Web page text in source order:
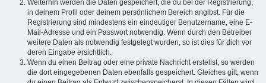
Weiterhin werden die Daten gespeichert, die du bei der Registrierung,
in deinem Profil oder deinem persönlichem Bereich angibst. Für die
Registrierung sind mindestens ein eindeutiger Benutzername, eine E-
Mail-Adresse und ein Passwort notwendig. Wenn durch den Betreiber
weitere Daten als notwendig festgelegt wurden, so ist dies für dich vor
deren Eingabe ersichtlich.
Wenn du einen Beitrag oder eine private Nachricht erstellst, so werden
die dort eingegebenen Daten ebenfalls gespeichert. Gleiches gilt, wenn